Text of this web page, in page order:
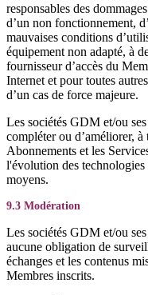
responsables des
d’un non fonctionnement,
mauvaises conditions
équipement non adapté, à
fournisseur d’accès du
Internet et pour toutes
d’un cas de force majeure.
Les sociétés GDM et/ou
compléter ou d’améliorer,
Abonnements et les
l'évolution des
moyens.
9.3 Modération
Les sociétés GDM et/ou
aucune obligation de
échanges et les contenus
Membres inscrits.